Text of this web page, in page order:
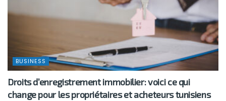
BUSINESS
Droits d’enregistrement immobilier: voici ce qui
change pour les propriétaires et acheteurs tunisiens